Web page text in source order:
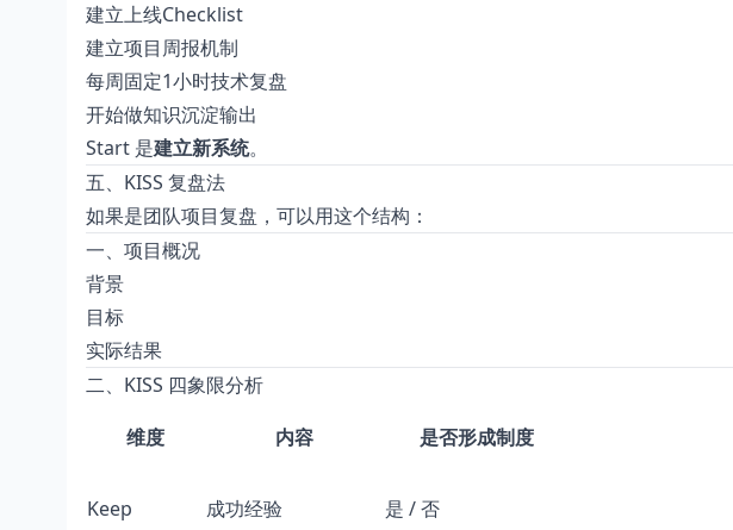
建立上线Checklist
建立项目周报机制
每周固定1小时技术复盘
开始做知识沉淀输出
Start 是建立新系统。
五、KISS 复盘法
如果是团队项目复盘，可以用这个结构：
一、项目概况
背景
目标
实际结果
二、KISS 四象限分析
维度
内容 是否形成制度
Keep 成功经验 是 / 否